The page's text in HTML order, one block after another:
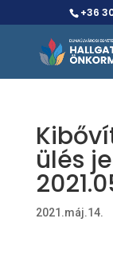
+36
ülés
2021.máj.14.